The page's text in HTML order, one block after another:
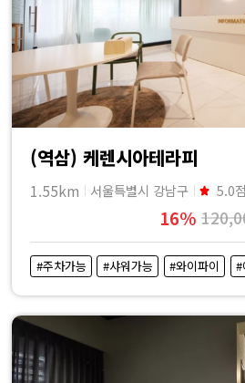
(역삼) 케렌시아테라피
1.55km 서울특별시 강남구 5.0점
16%
#주차가능 #샤워가능 #와이파이 #